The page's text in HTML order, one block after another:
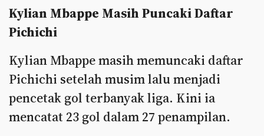
Kylian Mbappe Masih Puncaki Daftar
Pichichi
Kylian Mbappe masih memuncaki daftar
Pichichi setelah musim lalu menjadi
pencetak gol terbanyak liga. Kini ia
mencatat 23 gol dalam 27 penampilan.